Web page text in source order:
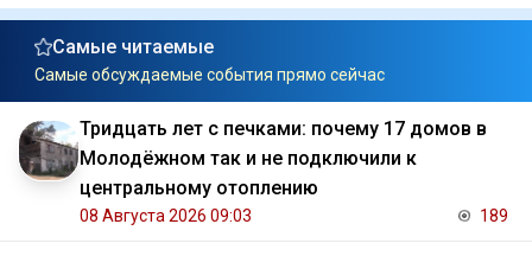
Самые читаемые
Самые обсуждаемые события прямо сейчас
Тридцать лет с печками: почему 17 домов в
Молодёжном так и не подключили к
центральному отоплению
08 Августа 2026 09:03 189